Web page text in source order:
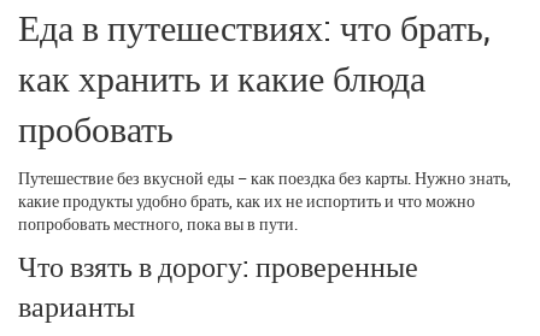
Еда в путешествиях: что брать,
как хранить и какие блюда
пробовать
Путешествие без вкусной еды – как поездка без карты. Нужно знать,
какие продукты удобно брать, как их не испортить и что можно
попробовать местного, пока вы в пути.
Что взять в дорогу: проверенные
варианты